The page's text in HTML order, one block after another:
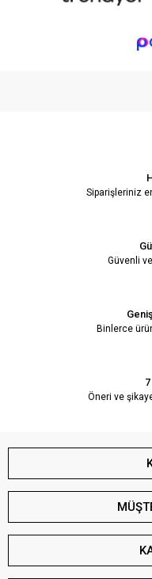
Siparişleriniz
Güvenli
Binlerce
Öneri ve